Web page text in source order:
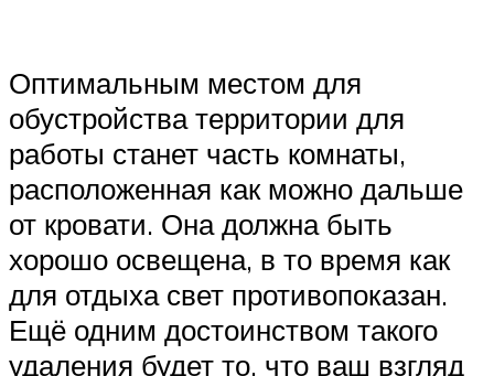
Оптимальным местом для
обустройства территории для
работы станет часть комнаты,
расположенная как можно дальше
от кровати. Она должна быть
хорошо освещена, в то время как
для отдыха свет противопоказан.
Ещё одним достоинством такого
удаления будет то, что ваш взгляд